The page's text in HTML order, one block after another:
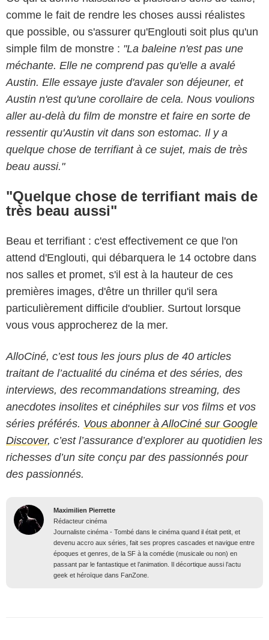
comme le fait de rendre les choses aussi réalistes
que possible, ou s'assurer qu'Englouti soit plus qu'un
simple film de monstre : "La baleine n'est pas une
méchante. Elle ne comprend pas qu'elle a avalé
Austin. Elle essaye juste d'avaler son déjeuner, et
Austin n'est qu'une corollaire de cela. Nous voulions
aller au-delà du film de monstre et faire en sorte de
ressentir qu'Austin vit dans son estomac. Il y a
quelque chose de terrifiant à ce sujet, mais de très
beau aussi."
"Quelque chose de terrifiant mais de
très beau aussi"
Beau et terrifiant : c'est effectivement ce que l'on
attend d'Englouti, qui débarquera le 14 octobre dans
nos salles et promet, s'il est à la hauteur de ces
premières images, d'être un thriller qu'il sera
particulièrement difficile d'oublier. Surtout lorsque
vous vous approcherez de la mer.
AlloCiné, c’est tous les jours plus de 40 articles
traitant de l’actualité du cinéma et des séries, des
interviews, des recommandations streaming, des
anecdotes insolites et cinéphiles sur vos films et vos
séries préférés. Vous abonner à AlloCiné sur Google
Discover, c’est l’assurance d’explorer au quotidien les
richesses d’un site conçu par des passionnés pour
des passionnés.
Maximilien Pierrette
Rédacteur cinéma
Journaliste cinéma - Tombé dans le cinéma quand il était petit, et
devenu accro aux séries, fait ses propres cascades et navigue entre
époques et genres, de la SF à la comédie (musicale ou non) en
passant par le fantastique et l’animation. Il décortique aussi l’actu
geek et héroïque dans FanZone.